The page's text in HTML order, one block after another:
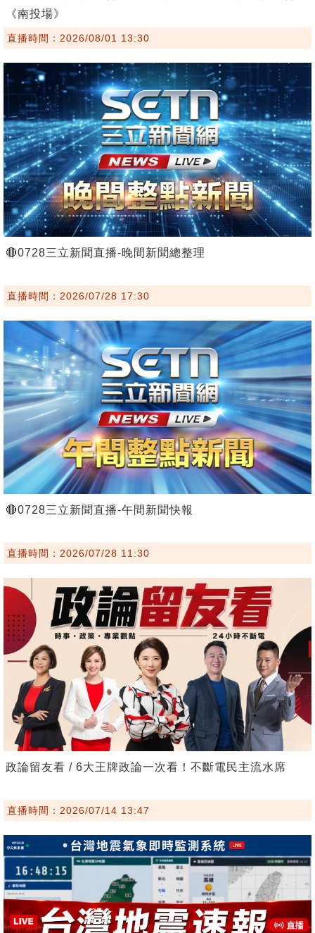
《南投場》
直播時間：2026/08/01 13:30
🔴0728三立新聞直播-晚間新聞總整理
直播時間：2026/07/28 17:30
🔴0728三立新聞直播-午間新聞快報
直播時間：2026/07/28 11:30
政論留友看 / 6大王牌政論一次看！不斷電民主流水席
直播時間：2026/07/14 13:47